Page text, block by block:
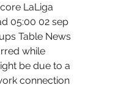
LaLiga
05:00 02 sep
Table News
while
be due to a
connection